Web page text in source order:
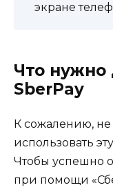
экране
Что нужно
SberPay
К сожалению, не
использовать
Чтобы успешно
при помощи